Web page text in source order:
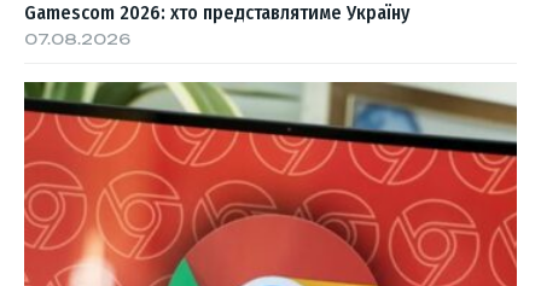
Gamescom 2026: хто представлятиме Україну
07.08.2026